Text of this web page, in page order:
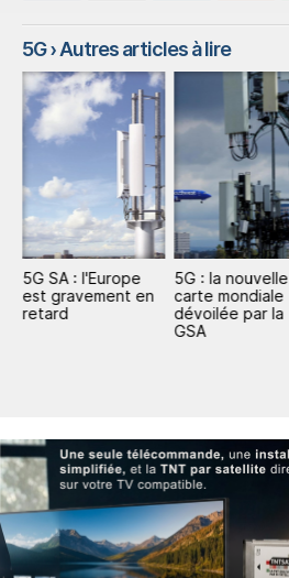
5G› Autres articles à lire
5G SA : l'Europe
est gravement en
retard
5G : la nouvelle
carte mondiale
dévoilée par la
GSA